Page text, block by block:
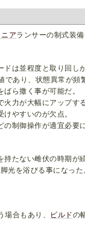
アランサーの制式装備
は並程度と取り回しが
あり、状態異常が頻
ら撒く事が可能だ。
力が大幅にアップする
やすいのが欠点。
制御操作が適宜必要に
たない雌伏の時期が
光を浴びる事になった
場合もあり、 ビルドの